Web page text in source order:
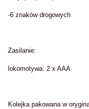
-6 znaków drogowych
Zasilanie:
lokomotywa: 2 x AAA
Kolejka pakowana w